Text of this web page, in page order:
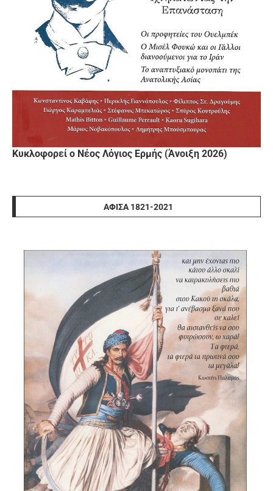
Κυκλοφορεί ο Νέος Λόγιος Ερμής (Άνοιξη 2026)
ΑΦΊΣΑ 1821-2021